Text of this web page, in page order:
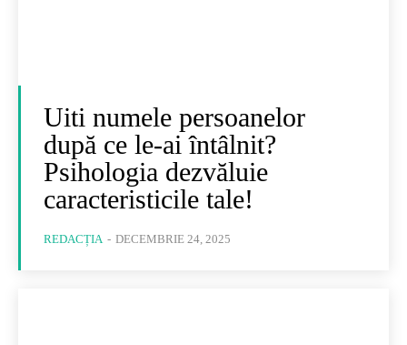
Uiti numele persoanelor
după ce le-ai întâlnit?
Psihologia dezvăluie
caracteristicile tale!
REDACȚIA - DECEMBRIE 24, 2025